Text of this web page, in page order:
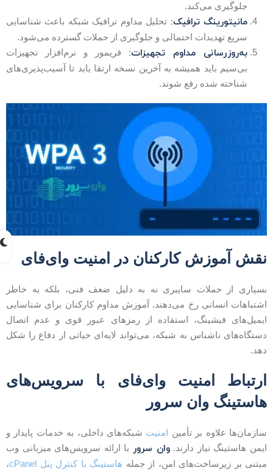
جلوگیری می‌کند.
مانیتورینگ ترافیک:تحلیل مداوم ترافیک شبکه باعث شناسایی
سریع تهدیدات احتمالی و جلوگیری از حملات گسترده می‌شود.
به‌روزرسانی مداوم تجهیزات:فریمور و نرم‌افزار تجهیزات
بی‌سیم باید همیشه به آخرین نسخه ارتقا یابد تا آسیب‌پذیری‌های
شناخته شده رفع شوند.
آموزش کارکنان در امنیت وای‌فای
از حملات سایبری نه به دلیل ضعف فنی، بلکه به خاطر
انسانی رخ می‌دهند. آموزش مداوم کارکنان برای شناسایی
فیشینگ، استفاده از رمزهای عبور قوی و عدم اتصال
ناشناس به شبکه، می‌تواند لایه‌ای حیاتی از دفاع را شکل
امنیت وای‌فای با سرویس‌های
وان سرور
علاوه بر تأمینامنیتشبکه‌های داخلی، به خدمات پایدار و
هاستینگ نیاز دارند.وان سروربا ارائه سرویس‌های میزبانی وب
بر زیرساخت‌های امن، از جملههاستینگ با کنترل پنل cPanel ،